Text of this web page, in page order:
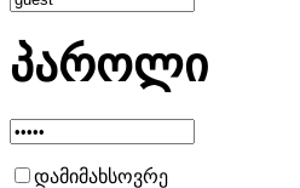
პაროლი
დამიმახსოვრე